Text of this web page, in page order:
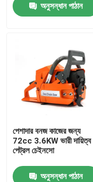
ভিডিও
কারখানার প্রদর্শন
আমাদের সাথে যোগাযোগ
অনুসন্ধান পাঠান
পেশাদার বনজ কাজের জন্য
72cc 3.6KW ভারী দায়িত্ব
পেট্রল চেইনসো
অনুসন্ধান পাঠান